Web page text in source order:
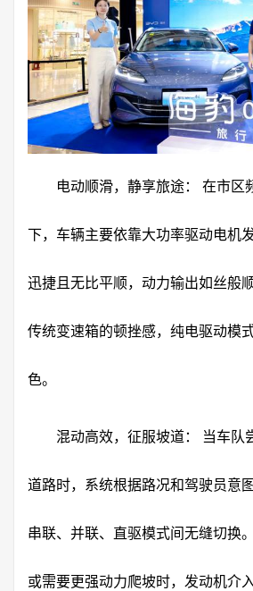
电动顺滑，静享旅途： 在市区
下，车辆主要依靠大功率驱动电机
迅捷且无比平顺，动力输出如丝般
传统变速箱的顿挫感，纯电驱动模
色。
混动高效，征服坡道： 当车队
道路时，系统根据路况和驾驶员意
串联、并联、直驱模式间无缝切换
或需要更强动力爬坡时，发动机介